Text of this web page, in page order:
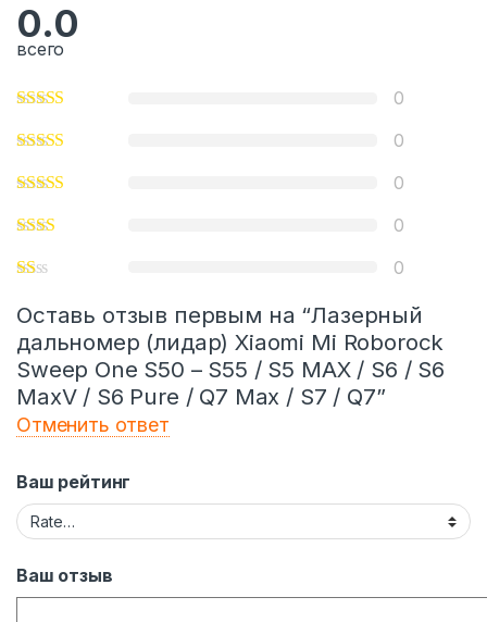
0.0
всего
0
0
0
0
0
Оставь отзыв первым на “Лазерный
дальномер (лидар) Xiaomi Mi Roborock
Sweep One S50 – S55 / S5 MAX / S6 / S6
MaxV / S6 Pure / Q7 Max / S7 / Q7”
Отменить ответ
Ваш рейтинг
Ваш отзыв